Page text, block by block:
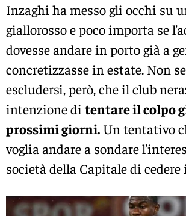
Inzaghi ha messo gli occhi su
giallorosso e poco importa se
dovesse andare in porto già a
concretizzasse in estate. Non
escludersi, però, che il club
intenzione di tentare il colpo
prossimi giorni. Un tentativo
voglia andare a sondare
società della Capitale di